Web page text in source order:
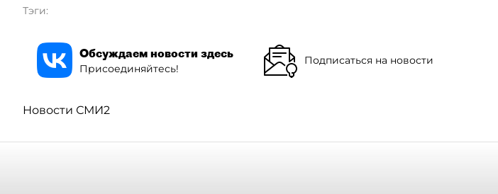
Тэги:
Обсуждаем новости здесь
Присоединяйтесь!
Подписаться на новости
Новости СМИ2